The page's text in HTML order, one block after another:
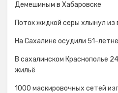
Демешиным в Хабаровске
Поток жидкой серы хлынул из
На Сахалине осудили 51-
В сахалинском Краснополье
жильё
1000 маскировочных сетей